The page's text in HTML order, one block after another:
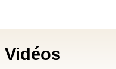
Vidéos